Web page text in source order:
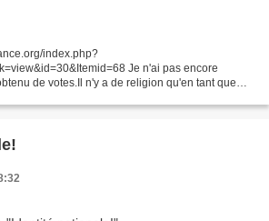
index.php?
Je n'ai pas encore
de votes.Il n'y a de religion qu'en tant que